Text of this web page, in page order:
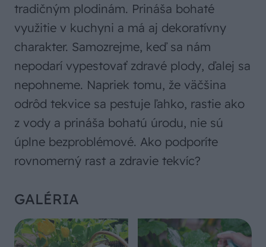
tradičným plodinám. Prináša bohaté
využitie v kuchyni a má aj dekoratívny
charakter. Samozrejme, keď sa nám
nepodarí vypestovať zdravé plody, ďalej sa
nepohneme. Napriek tomu, že väčšina
odrôd tekvice sa pestuje ľahko, rastie ako
z vody a prináša bohatú úrodu, nie sú
úplne bezproblémové. Ako podporíte
rovnomerný rast a zdravie tekvíc?
GALÉRIA